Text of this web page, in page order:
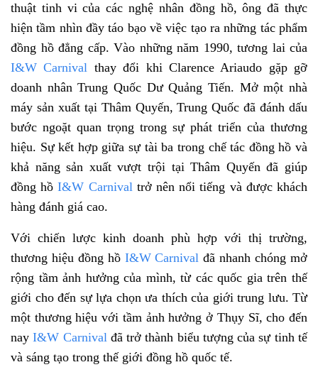
thuật tinh vi của các nghệ nhân đồng hồ, ông đã thực
hiện tầm nhìn đầy táo bạo về việc tạo ra những tác phẩm
đồng hồ đẳng cấp. Vào những năm 1990, tương lai của
I&W Carnival thay đổi khi Clarence Ariaudo gặp gỡ
doanh nhân Trung Quốc Dư Quảng Tiến. Mở một nhà
máy sản xuất tại Thâm Quyến, Trung Quốc đã đánh dấu
bước ngoặt quan trọng trong sự phát triển của thương
hiệu. Sự kết hợp giữa sự tài ba trong chế tác đồng hồ và
khả năng sản xuất vượt trội tại Thâm Quyến đã giúp
đồng hồI&W Carnivaltrở nên nổi tiếng và được khách
hàng đánh giá cao.
Với chiến lược kinh doanh phù hợp với thị trường,
thương hiệu đồng hồ I&W Carnival đã nhanh chóng mở
rộng tầm ảnh hưởng của mình, từ các quốc gia trên thế
giới cho đến sự lựa chọn ưa thích của giới trung lưu. Từ
một thương hiệu với tầm ảnh hưởng ở Thụy Sĩ, cho đến
nayI&W Carnival đã trở thành biểu tượng của sự tinh tế
và sáng tạo trong thế giới đồng hồ quốc tế.